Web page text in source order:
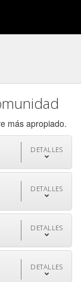
más apropiado.
DETALLES
DETALLES
DETALLES
DETALLES